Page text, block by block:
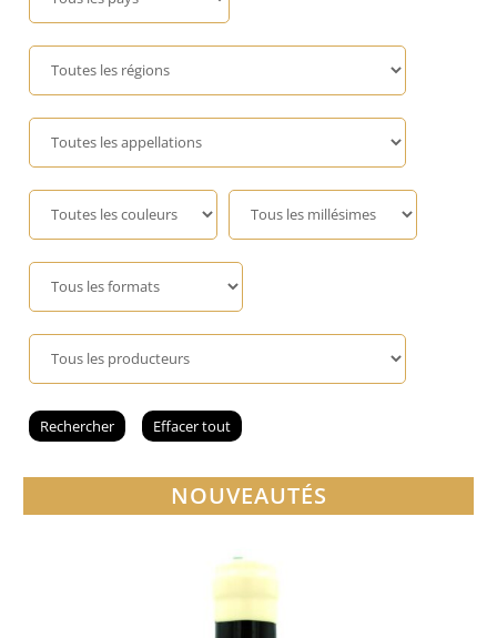
Champagne
GIN
RHUM
WHISKY
ACCESSOIRES
NOUVEAUTÉS